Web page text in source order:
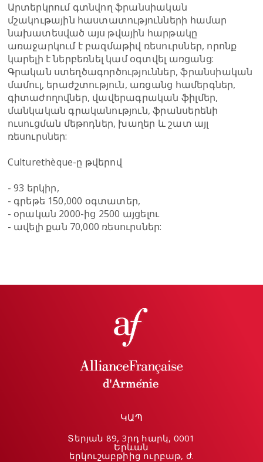
Արտերկրում գտնվող ֆրանսիական
մշակութային հաստատությունների համար
նախատեսված այս թվային հարթակը
առաջարկում է բազմաթիվ ռեսուրսներ, որոնք
կարելի է ներբեռնել կամ օգտվել առցանց:
Գրական ստեղծագործություններ, ֆրանսիական
մամուլ, երաժշտություն, առցանց համերգներ,
գիտաժողովներ, վավերագրական ֆիլմեր,
մանկական գրականություն, ֆրանսերենի
ուսուցման մեթոդներ, խաղեր և շատ այլ
ռեսուրսներ:
Culturethèque-ը թվերով
- 93 երկիր,
- գրեթե 150,000 օգտատեր,
- օրական 2000-ից 2500 այցելու
- ավելի քան 70,000 ռեսուրսներ:
ԿԱՊ
Տերյան 89, 3րդ հարկ, 0001
Երևան
երկուշաբթիից ուրբաթ, ժ.